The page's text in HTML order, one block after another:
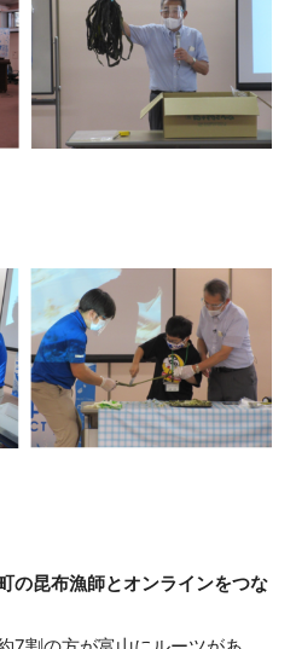
の昆布漁師とオンラインをつな